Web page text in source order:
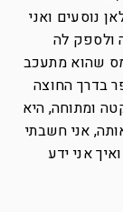
נוסעים ואני
ולספק לה
שהוא מתעכב
בדרך החוצה
ומתוחה, היא
אני חשבתי
אני ידע